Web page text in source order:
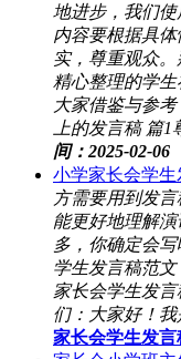
地进步，我们
内容要根据具
实，尊重观众
精心整理的学
大家借鉴与参
上的发言稿 篇
间：2025-02-06
小学家长会学
方需要用到发
能更好地理解
多，你确定会
学生发言稿范
家长会学生发
们：大家好！我
家长会学生发言